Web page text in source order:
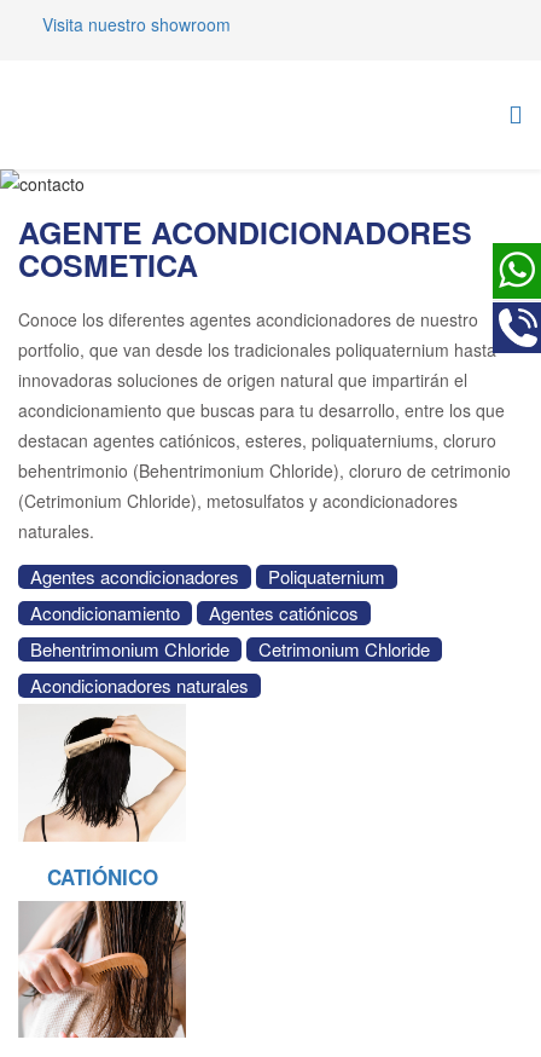
Visita nuestro showroom
AGENTE ACONDICIONADORES
COSMETICA
Conoce los diferentes agentes acondicionadores de nuestro
portfolio, que van desde los tradicionales poliquaternium hasta
innovadoras soluciones de origen natural que impartirán el
acondicionamiento que buscas para tu desarrollo, entre los que
destacan agentes catiónicos, esteres, poliquaterniums, cloruro
behentrimonio (Behentrimonium Chloride), cloruro de cetrimonio
(Cetrimonium Chloride), metosulfatos y acondicionadores
naturales.
Agentes acondicionadores
Poliquaternium
Acondicionamiento
Agentes catiónicos
Behentrimonium Chloride
Cetrimonium Chloride
Acondicionadores naturales
CATIÓNICO